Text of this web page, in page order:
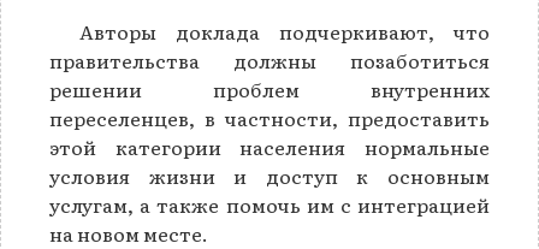
Авторы доклада подчеркивают, что
правительства должны позаботиться
решении проблем внутренних
переселенцев, в частности, предоставить
этой категории населения нормальные
условия жизни и доступ к основным
услугам, а также помочь им с интеграцией
на новом месте.